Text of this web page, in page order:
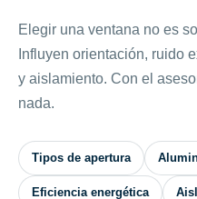
Elegir una ventana no es
Influyen orientación, ruido
y aislamiento. Con el
nada.
Tipos de apertura
Eficiencia energética